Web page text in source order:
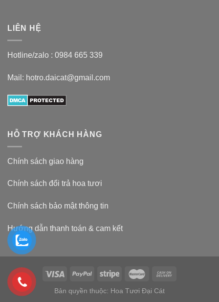
LIÊN HỆ
Hotline/zalo : 0984 665 339
Mail: hotro.daicat@gmail.com
HỖ TRỢ KHÁCH HÀNG
Chính sách giao hàng
Chính sách đổi trả hoa tươi
Chính sách bảo mật thông tin
Hướng dẫn thanh toán & cam kết
Bản quyền thuộc: Hoa Tươi Đại Cát